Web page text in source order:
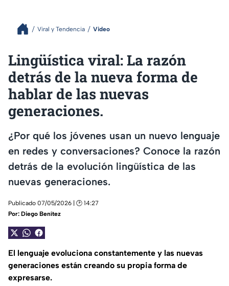
Viral y Tendencia Video
Lingüística viral: La razón
detrás de la nueva forma de
hablar de las nuevas
generaciones.
¿Por qué los jóvenes usan un nuevo lenguaje
en redes y conversaciones? Conoce la razón
detrás de la evolución lingüística de las
nuevas generaciones.
Publicado 07/05/2026 | 🕑 14:27
Por: Diego Benítez
El lenguaje evoluciona constantemente y las nuevas
generaciones están creando su propia forma de
expresarse.